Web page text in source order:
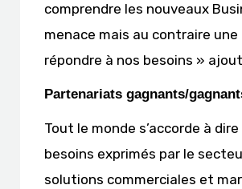
comprendre les nouveaux
menace mais au contraire
répondre à nos besoins »
Partenariats gagnants/
Tout le monde s’accorde à
besoins exprimés par le
solutions commerciales et